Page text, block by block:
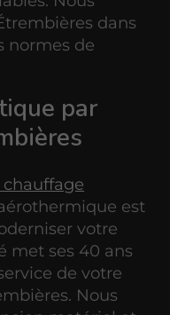
dans
normes de
par
est
votre
met ses 40 ans
de votre
Nous